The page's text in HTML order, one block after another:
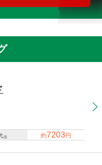
※ 約7203円